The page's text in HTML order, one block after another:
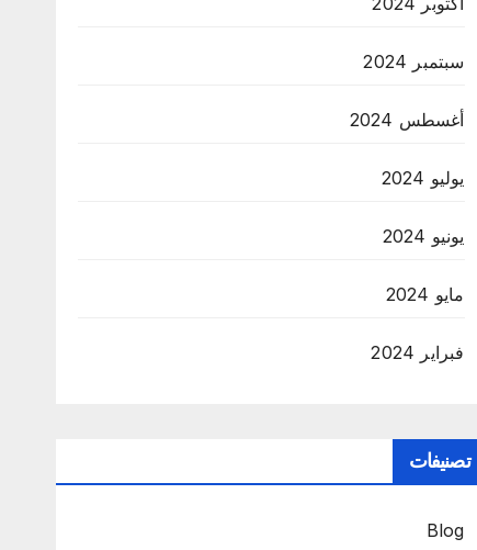
سبتمبر 2024
أغسطس 2024
يوليو 2024
يونيو 2024
مايو 2024
فبراير 2024
تصنيفات
Blog